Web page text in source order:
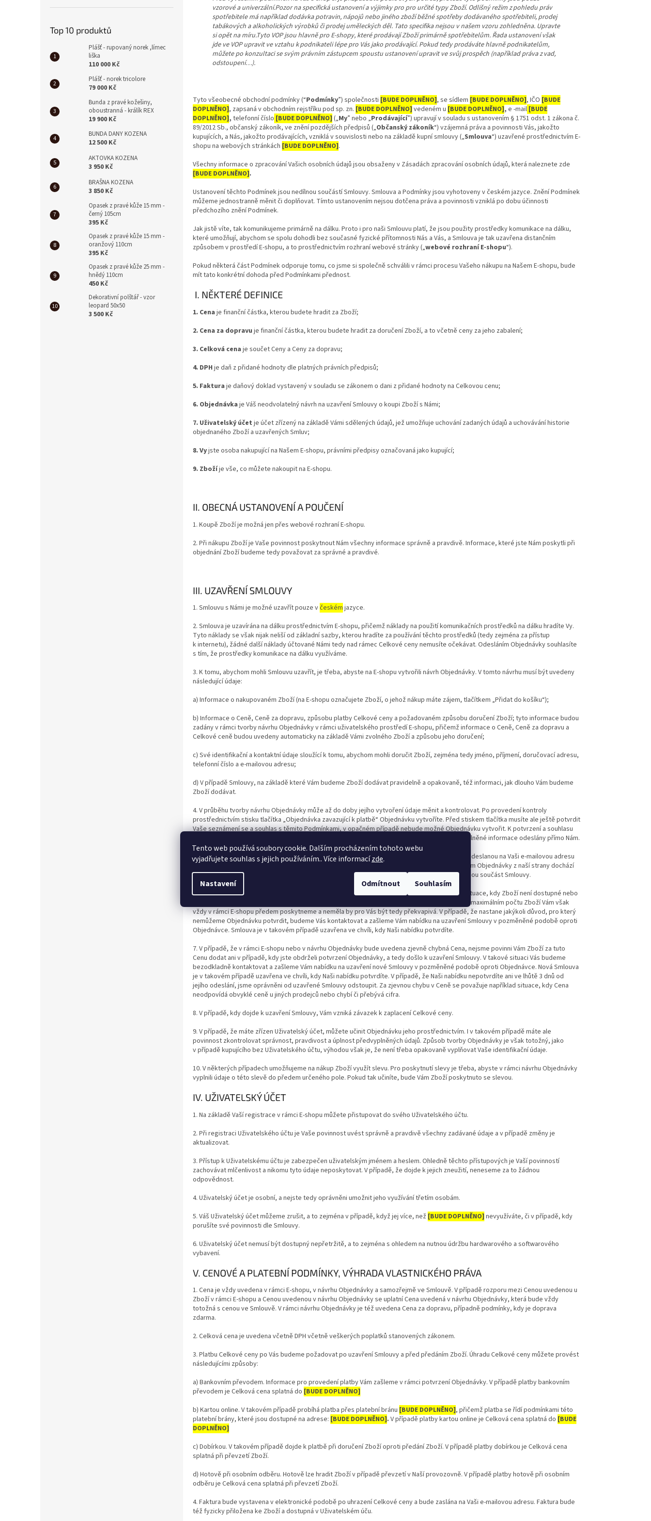
Tento web používá soubory cookie. Dalším procházením tohoto webu
vyjadřujete souhlas s jejich používáním.. Více informacízde.
Nastavení Odmítnout Souhlasím
Top 10 produktů
Plášť - rupovaný norek ,límec
liška
110 000 Kč
Plášť - norek tricolore
79 000 Kč
Bunda z pravé kožešiny,
oboustranná - králík REX
19 900 Kč
BUNDA DANY KOZENA
12 500 Kč
AKTOVKA KOZENA
3 950 Kč
BRAŠNA KOZENA
3 850 Kč
Opasek z pravé kůže 15 mm -
černý 105cm
395 Kč
Opasek z pravé kůže 15 mm -
oranžový 110cm
395 Kč
Opasek z pravé kůže 25 mm -
hnědý 110cm
450 Kč
Dekorativní polštář - vzor
leopard 50x50
3 500 Kč
vzorové a univerzální.Pozor na specifická ustanovení a výjimky pro pro určité typy Zboží. Odlišný režim z pohledu práv
spotřebitele má například dodávka potravin, nápojů nebo jiného zboží běžné spotřeby dodávaného spotřebiteli, prodej
tabákových a alkoholických výrobků či prodej uměleckých děl. Tato specifika nejsou v našem vzoru zohledněna. Upravte
si opět na míru.Tyto VOP jsou hlavně pro E-shopy, které prodávají Zboží primárně spotřebitelům. Řada ustanovení však
jde ve VOP upravit ve vztahu k podnikateli lépe pro Vás jako prodávající. Pokud tedy prodáváte hlavně podnikatelům,
můžete po konzultaci se svým právním zástupcem spoustu ustanovení upravit ve svůj prospěch (například práva z vad,
odstoupení…).
Tyto všeobecné obchodní podmínky (“Podmínky”) společnosti [BUDE DOPLNĚNO], se sídlem [BUDE DOPLNĚNO], IČO [BUDE
DOPLNĚNO], zapsaná v obchodním rejstříku pod sp. zn. [BUDE DOPLNĚNO] vedeném u [BUDE DOPLNĚNO], e -mail [BUDE
DOPLNĚNO], telefonní číslo [BUDE DOPLNĚNO] („My” nebo „Prodávající”) upravují v souladu s ustanovením § 1751 odst. 1 zákona č.
89/2012 Sb., občanský zákoník, ve znění pozdějších předpisů („Občanský zákoník“) vzájemná práva a povinnosti Vás, jakožto
kupujících, a Nás, jakožto prodávajících, vzniklá v souvislosti nebo na základě kupní smlouvy („Smlouva“) uzavřené prostřednictvím E-
shopu na webových stránkách [BUDE DOPLNĚNO].
Všechny informace o zpracování Vašich osobních údajů jsou obsaženy v Zásadách zpracování osobních údajů, která naleznete zde
[BUDE DOPLNĚNO].
Ustanovení těchto Podmínek jsou nedílnou součástí Smlouvy. Smlouva a Podmínky jsou vyhotoveny v českém jazyce. Znění Podmínek
můžeme jednostranně měnit či doplňovat. Tímto ustanovením nejsou dotčena práva a povinnosti vzniklá po dobu účinnosti
předchozího znění Podmínek.
Jak jistě víte, tak komunikujeme primárně na dálku. Proto i pro naši Smlouvu platí, že jsou použity prostředky komunikace na dálku,
které umožňují, abychom se spolu dohodli bez současné fyzické přítomnosti Nás a Vás, a Smlouva je tak uzavřena distančním
způsobem v prostředí E-shopu, a to prostřednictvím rozhraní webové stránky („webové rozhraní E-shopu“).
Pokud některá část Podmínek odporuje tomu, co jsme si společně schválili v rámci procesu Vašeho nákupu na Našem E-shopu, bude
mít tato konkrétní dohoda před Podmínkami přednost.
I. NĚKTERÉ DEFINICE
1. Cena je finanční částka, kterou budete hradit za Zboží;
2. Cena za dopravu je finanční částka, kterou budete hradit za doručení Zboží, a to včetně ceny za jeho zabalení;
3. Celková cena je součet Ceny a Ceny za dopravu;
4. DPH je daň z přidané hodnoty dle platných právních předpisů;
5. Faktura je daňový doklad vystavený v souladu se zákonem o dani z přidané hodnoty na Celkovou cenu;
6. Objednávka je Váš neodvolatelný návrh na uzavření Smlouvy o koupi Zboží s Námi;
7. Uživatelský účet je účet zřízený na základě Vámi sdělených údajů, jež umožňuje uchování zadaných údajů a uchovávání historie
objednaného Zboží a uzavřených Smluv;
8. Vyjste osoba nakupující na Našem E-shopu, právními předpisy označovaná jako kupující;
9. Zbožíje vše, co můžete nakoupit na E-shopu.
II. OBECNÁ USTANOVENÍ A POUČENÍ
1. Koupě Zboží je možná jen přes webové rozhraní E-shopu.
2. Při nákupu Zboží je Vaše povinnost poskytnout Nám všechny informace správně a pravdivě. Informace, které jste Nám poskytli při
objednání Zboží budeme tedy považovat za správné a pravdivé.
III. UZAVŘENÍ SMLOUVY
1. Smlouvu s Námi je možné uzavřít pouze včeském jazyce.
2. Smlouva je uzavírána na dálku prostřednictvím E-shopu, přičemž náklady na použití komunikačních prostředků na dálku hradíte Vy.
Tyto náklady se však nijak neliší od základní sazby, kterou hradíte za používání těchto prostředků (tedy zejména za přístup
k internetu), žádné další náklady účtované Námi tedy nad rámec Celkové ceny nemusíte očekávat. Odesláním Objednávky souhlasíte
s tím, že prostředky komunikace na dálku využíváme.
3. K tomu, abychom mohli Smlouvu uzavřít, je třeba, abyste na E-shopu vytvořili návrh Objednávky. V tomto návrhu musí být uvedeny
následující údaje:
a) Informace o nakupovaném Zboží (na E-shopu označujete Zboží, o jehož nákup máte zájem, tlačítkem „Přidat do košíku“);
b) Informace o Ceně, Ceně za dopravu, způsobu platby Celkové ceny a požadovaném způsobu doručení Zboží; tyto informace budou
zadány v rámci tvorby návrhu Objednávky v rámci uživatelského prostředí E-shopu, přičemž informace o Ceně, Ceně za dopravu a
Celkové ceně budou uvedeny automaticky na základě Vámi zvolného Zboží a způsobu jeho doručení;
c) Své identifikační a kontaktní údaje sloužící k tomu, abychom mohli doručit Zboží, zejména tedy jméno, příjmení, doručovací adresu,
telefonní číslo a e-mailovou adresu;
d) V případě Smlouvy, na základě které Vám budeme Zboží dodávat pravidelně a opakovaně, též informaci, jak dlouho Vám budeme
Zboží dodávat.
4. V průběhu tvorby návrhu Objednávky může až do doby jejího vytvoření údaje měnit a kontrolovat. Po provedení kontroly
prostřednictvím stisku tlačítka „Objednávka zavazující k platbě“ Objednávku vytvoříte. Před stiskem tlačítka musíte ale ještě potvrdit
Vaše seznámení se a souhlas s těmito Podmínkami, v opačném případě nebude možné Objednávku vytvořit. K potvrzení a souhlasu
slouží zatrhávací políčko. Po stisku tlačítka „Objednávka zavazující k platbě“ budou všechny vyplněné informace odeslány přímo Nám.
5. Vaši Objednávku Vám v co nejkratší době poté, kdy Nám bude doručena, potvrdíme zprávou odeslanou na Vaši e-mailovou adresu
zadanou v Objednávce. Součástí potvrzení bude shrnutí Objednávky a tyto Podmínky. Potvrzením Objednávky z naší strany dochází
k uzavření Smlouvy mezi Námi a Vámi. Podmínky ve znění účinném ke dni Objednávky tvoří nedílnou součást Smlouvy.
6. Mohou nastat i případy, kdy Vám nebudeme moci Objednávku potvrdit. Jedná se zejména o situace, kdy Zboží není dostupné nebo
případy, kdy objednáte větší počet kusů Zboží, než kolik je z naší strany umožněno. Informaci o maximálním počtu Zboží Vám však
vždy v rámci E-shopu předem poskytneme a neměla by pro Vás být tedy překvapivá. V případě, že nastane jakýkoli důvod, pro který
nemůžeme Objednávku potvrdit, budeme Vás kontaktovat a zašleme Vám nabídku na uzavření Smlouvy v pozměněné podobě oproti
Objednávce. Smlouva je v takovém případě uzavřena ve chvíli, kdy Naši nabídku potvrdíte.
7. V případě, že v rámci E-shopu nebo v návrhu Objednávky bude uvedena zjevně chybná Cena, nejsme povinni Vám Zboží za tuto
Cenu dodat ani v případě, kdy jste obdrželi potvrzení Objednávky, a tedy došlo k uzavření Smlouvy. V takové situaci Vás budeme
bezodkladně kontaktovat a zašleme Vám nabídku na uzavření nové Smlouvy v pozměněné podobě oproti Objednávce. Nová Smlouva
je v takovém případě uzavřena ve chvíli, kdy Naši nabídku potvrdíte. V případě, že Naši nabídku nepotvrdíte ani ve lhůtě 3 dnů od
jejího odeslání, jsme oprávněni od uzavřené Smlouvy odstoupit. Za zjevnou chybu v Ceně se považuje například situace, kdy Cena
neodpovídá obvyklé ceně u jiných prodejců nebo chybí či přebývá cifra.
8. V případě, kdy dojde k uzavření Smlouvy, Vám vzniká závazek k zaplacení Celkové ceny.
9. V případě, že máte zřízen Uživatelský účet, můžete učinit Objednávku jeho prostřednictvím. I v takovém případě máte ale
povinnost zkontrolovat správnost, pravdivost a úplnost předvyplněných údajů. Způsob tvorby Objednávky je však totožný, jako
v případě kupujícího bez Uživatelského účtu, výhodou však je, že není třeba opakovaně vyplňovat Vaše identifikační údaje.
10. V některých případech umožňujeme na nákup Zboží využít slevu. Pro poskytnutí slevy je třeba, abyste v rámci návrhu Objednávky
vyplnili údaje o této slevě do předem určeného pole. Pokud tak učiníte, bude Vám Zboží poskytnuto se slevou.
IV. UŽIVATELSKÝ ÚČET
1. Na základě Vaší registrace v rámci E-shopu můžete přistupovat do svého Uživatelského účtu.
2. Při registraci Uživatelského účtu je Vaše povinnost uvést správně a pravdivě všechny zadávané údaje a v případě změny je
aktualizovat.
3. Přístup k Uživatelskému účtu je zabezpečen uživatelským jménem a heslem. Ohledně těchto přístupových je Vaší povinností
zachovávat mlčenlivost a nikomu tyto údaje neposkytovat. V případě, že dojde k jejich zneužití, neneseme za to žádnou
odpovědnost.
4. Uživatelský účet je osobní, a nejste tedy oprávněni umožnit jeho využívání třetím osobám.
5. Váš Uživatelský účet můžeme zrušit, a to zejména v případě, když jej více, než [BUDE DOPLNĚNO] nevyužíváte, či v případě, kdy
porušíte své povinnosti dle Smlouvy.
6. Uživatelský účet nemusí být dostupný nepřetržitě, a to zejména s ohledem na nutnou údržbu hardwarového a softwarového
vybavení.
V. CENOVÉ A PLATEBNÍ PODMÍNKY, VÝHRADA VLASTNICKÉHO PRÁVA
1. Cena je vždy uvedena v rámci E-shopu, v návrhu Objednávky a samozřejmě ve Smlouvě. V případě rozporu mezi Cenou uvedenou u
Zboží v rámci E-shopu a Cenou uvedenou v návrhu Objednávky se uplatní Cena uvedená v návrhu Objednávky, která bude vždy
totožná s cenou ve Smlouvě. V rámci návrhu Objednávky je též uvedena Cena za dopravu, případně podmínky, kdy je doprava
zdarma.
2. Celková cena je uvedena včetně DPH včetně veškerých poplatků stanovených zákonem.
3. Platbu Celkové ceny po Vás budeme požadovat po uzavření Smlouvy a před předáním Zboží. Úhradu Celkové ceny můžete provést
následujícími způsoby:
a) Bankovním převodem. Informace pro provedení platby Vám zašleme v rámci potvrzení Objednávky. V případě platby bankovním
převodem je Celková cena splatná do [BUDE DOPLNĚNO]
b) Kartou online. V takovém případě probíhá platba přes platební bránu [BUDE DOPLNĚNO], přičemž platba se řídí podmínkami této
platební brány, které jsou dostupné na adrese: [BUDE DOPLNĚNO]. V případě platby kartou online je Celková cena splatná do [BUDE
DOPLNĚNO]
c) Dobírkou. V takovém případě dojde k platbě při doručení Zboží oproti předání Zboží. V případě platby dobírkou je Celková cena
splatná při převzetí Zboží.
d) Hotově při osobním odběru. Hotově lze hradit Zboží v případě převzetí v Naší provozovně. V případě platby hotově při osobním
odběru je Celková cena splatná při převzetí Zboží.
4. Faktura bude vystavena v elektronické podobě po uhrazení Celkové ceny a bude zaslána na Vaši e-mailovou adresu. Faktura bude
též fyzicky přiložena ke Zboží a dostupná v Uživatelském úču.